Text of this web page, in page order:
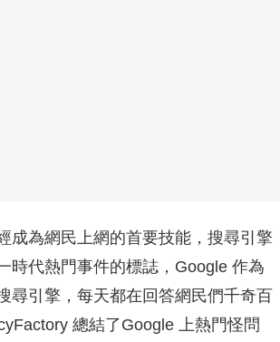
成為網民上網的首要技能，搜尋引擎
時代熱門事件的標誌，Google 作為
尋引擎，每天都在回答網民們千奇百
總結了Google 上熱門怪問